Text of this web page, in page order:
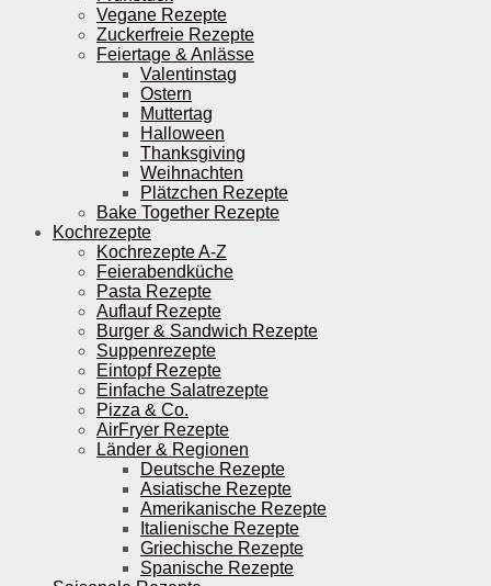
Vegane Rezepte
Zuckerfreie Rezepte
Feiertage & Anlässe
Valentinstag
Ostern
Muttertag
Halloween
Thanksgiving
Weihnachten
Plätzchen Rezepte
Bake Together Rezepte
Kochrezepte
Kochrezepte A-Z
Feierabendküche
Pasta Rezepte
Auflauf Rezepte
Burger & Sandwich Rezepte
Suppenrezepte
Eintopf Rezepte
Einfache Salatrezepte
Pizza & Co.
AirFryer Rezepte
Länder & Regionen
Deutsche Rezepte
Asiatische Rezepte
Amerikanische Rezepte
Italienische Rezepte
Griechische Rezepte
Spanische Rezepte